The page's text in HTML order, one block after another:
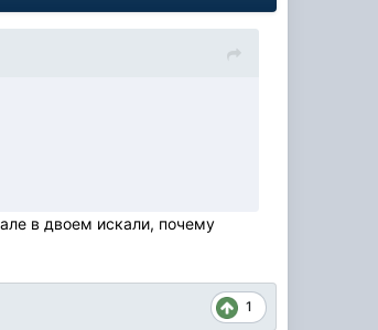
в двоем искали, почему
1